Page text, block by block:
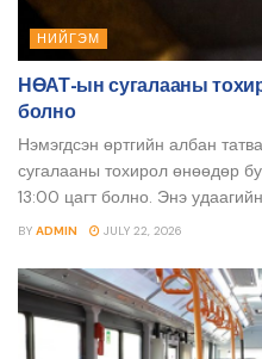
НИЙГЭМ
НӨАТ-ын сугалааны
болно
Нэмэгдсэн өртгийн албан
сугалааны тохирол өнөөдөр
13:00 цагт болно. Энэ
BY ADMIN JULY 22, 2026